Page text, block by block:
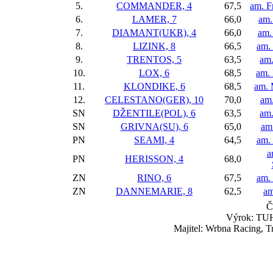
5.
COMMANDER, 4 67,5
am.
6.
LAMER, 7 66,0
7.
DIAMANT(UKR), 4 66,0
8.
LIZINK, 8 66,5
am.
9.
TRENTOS, 5 63,5
10.
LOX, 6 68,5
am.
11.
KLONDIKE, 6 68,5
am.
12.
CELESTANO(GER), 10 70,0
SN
DŽENTILE(POL), 6 63,5
SN
GRIVNA(SU), 6 65,0
PN
SEAMI, 4 64,5
am.
PN
HERISSON, 4 68,0
ZN
RINO, 6 67,5
am.
ZN
DANNEMARIE, 8 62,5
Výrok:
Majitel: Wrbna Racing,